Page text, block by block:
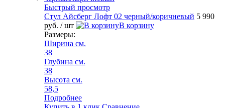
Быстрый просмотр
Стул Айсберг Лофт 02 черный/коричневый 5 990
руб. / шт
В корзину
Размеры:
Ширина см.
38
Глубина см.
38
Высота см.
58,5
Подробнее